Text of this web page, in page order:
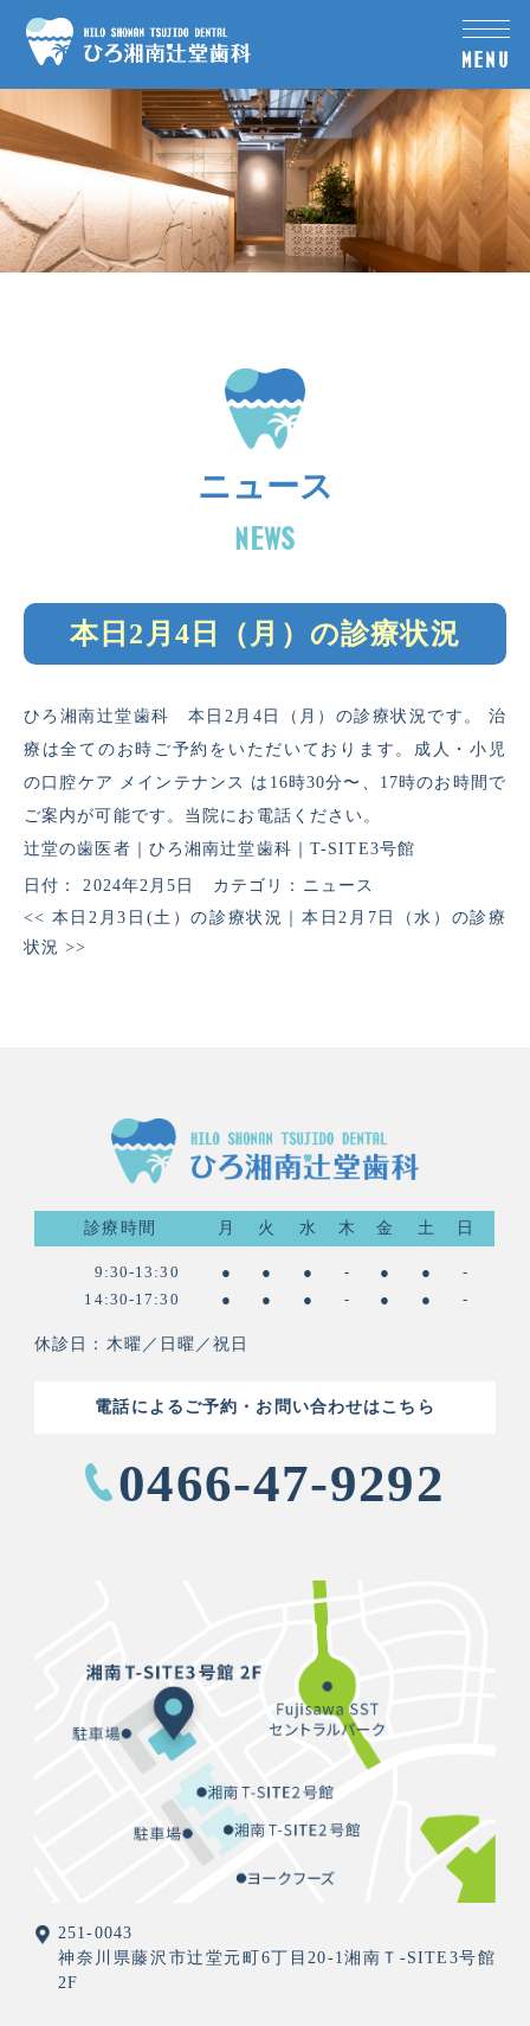
MENU
ニュース
本日2月4日（月）の診療状況
ひろ湘南辻堂歯科 本日2月4日（月）の診療状況です。 治
療は全てのお時ご予約をいただいております。成人・小児
の口腔ケア メインテナンス は16時30分〜、17時のお時間で
ご案内が可能です。当院にお電話ください。
辻堂の歯医者｜ひろ湘南辻堂歯科｜T-SITE3号館
日付： 2024年2月5日 カテゴリ： ニュース
<< 本日2月3日(土）の診療状況 ｜本日2月7日（水）の診療
状況>>
診療時間 月 火 水 木 金 土 日
9:30-13:30 ● ● ● - ● ●
-
14:30-17:30
● ● ● - ● ● -
休診日：木曜／日曜／祝日
電話によるご予約・お問い合わせはこちら
0466-47-9292
251-0043
神奈川県藤沢市辻堂元町6丁目20-1湘南Ｔ-SITE3号館
2F